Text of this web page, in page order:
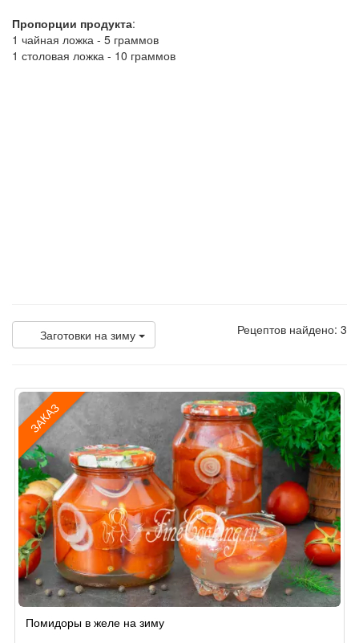
Пропорции продукта:
1 чайная ложка - 5 граммов
1 столовая ложка - 10 граммов
Заготовки на зиму Рецептов найдено: 3
ЗАКАЗ
поПомидоры в желе на зиму